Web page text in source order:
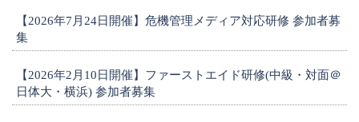
【2026年7月24日開催】危機管理メディア対応研修 参加者募
集
【2026年2月10日開催】ファーストエイド研修(中級・対面＠
日体大・横浜) 参加者募集